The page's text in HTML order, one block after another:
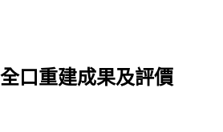
全口重建成果及評價